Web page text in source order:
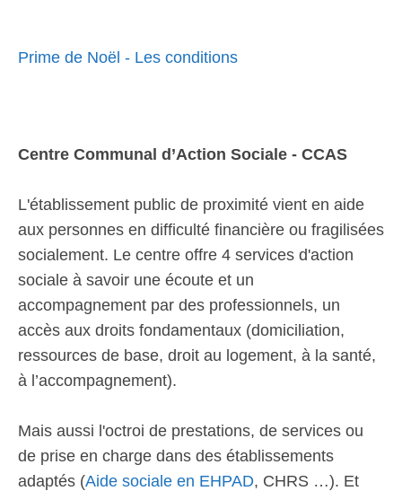
Prime de Noël - Les conditions
Centre Communal d’Action Sociale - CCAS
L'établissement public de proximité vient en aide
aux personnes en difficulté financière ou fragilisées
socialement. Le centre offre 4 services d'action
sociale à savoir une écoute et un
accompagnement par des professionnels, un
accès aux droits fondamentaux (domiciliation,
ressources de base, droit au logement, à la santé,
à l’accompagnement).
Mais aussi l'octroi de prestations, de services ou
de prise en charge dans des établissements
adaptés (Aide sociale en EHPAD, CHRS …). Et